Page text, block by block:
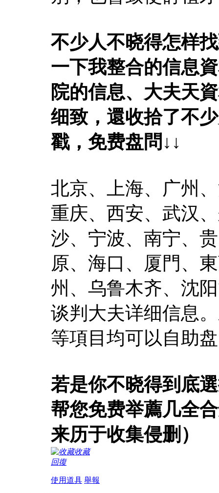
不少人不晓得怎样
一下我整合的信息
院的信息、大夫天
细致，還收拾了不
戳，免费盘問↓↓
北京、上海、广州
重庆、西安、武汉
沙、宁波、南宁、
原、海口、厦門、
州、乌鲁木齐、沈
谈判大夫详细信息
等項目均可以自助
若是你不晓得到底
帮您免费举薦几全
来历于收集侵删）
收藏
回復
使用道具 舉報